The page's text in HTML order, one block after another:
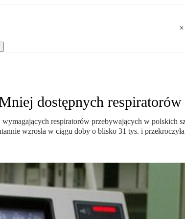
dostępnych
respiratorów przebywających w
wzrosła w ciągu doby o blisko 31 tys. i